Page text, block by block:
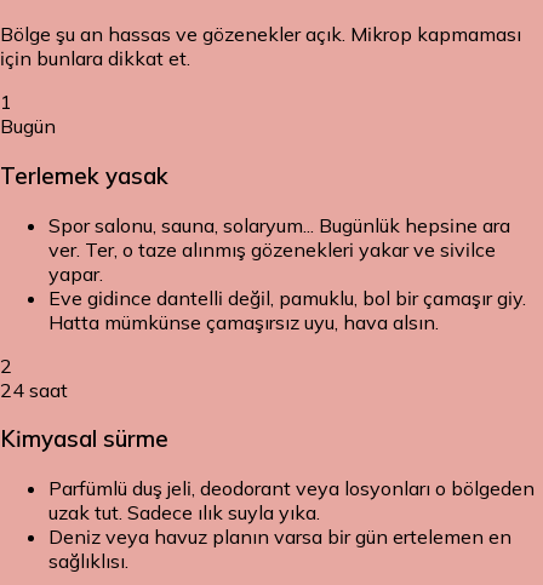
Bölge şu an hassas ve gözenekler açık. Mikrop kapmaması
için bunlara dikkat et.
1
Bugün
Terlemek yasak
Spor salonu, sauna, solaryum... Bugünlük hepsine ara
ver. Ter, o taze alınmış gözenekleri yakar ve sivilce
yapar.
Eve gidince dantelli değil, pamuklu, bol bir çamaşır giy.
Hatta mümkünse çamaşırsız uyu, hava alsın.
2
24 saat
Kimyasal sürme
Parfümlü duş jeli, deodorant veya losyonları o bölgeden
uzak tut. Sadece ılık suyla yıka.
Deniz veya havuz planın varsa bir gün ertelemen en
sağlıklısı.